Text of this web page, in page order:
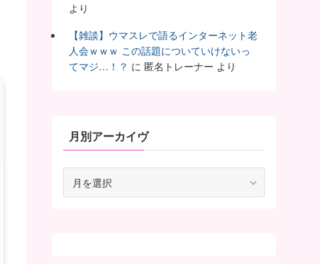
より
【雑談】ウマスレで語るインターネット老
人会ｗｗｗ この話題についていけないっ
てマジ…！？ に 匿名トレーナー より
月別アーカイヴ